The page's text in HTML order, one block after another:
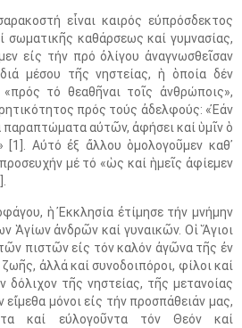
εἶναι καιρός εὐπρόσδεκτος
σωματικῆς καθάρσεως καί γυμνασίας,
εἰς τήν πρό ὀλίγου ἀναγνωσθεῖσαν
διά μέσου τῆς νηστείας, ἡ ὁποία δέν
τό θεαθῆναι τοῖς ἀνθρώποις»,
πρός τούς ἀδελφούς: «Ἐάν
αὐτῶν, ἀφήσει καί ὑμῖν ὁ
[1]. Αὐτό ἐξ ἄλλου ὁμολογοῦμεν καθ᾿
μέ τό «ὡς καί ἡμεῖς ἀφίεμεν
ἡ Ἐκκλησία ἐτίμησε τήν μνήμην
Ἁγίων ἀνδρῶν καί γυναικῶν. Οἱ Ἅγιοι
πιστῶν εἰς τόν καλόν ἀγῶνα τῆς ἐν
ἀλλά καί συνοδοιπόροι, φίλοι καί
δόλιχον τῆς νηστείας, τῆς μετανοίας
μόνοι εἰς τήν προσπάθειάν μας,
καί εὐλογοῦντα τόν Θεόν καί